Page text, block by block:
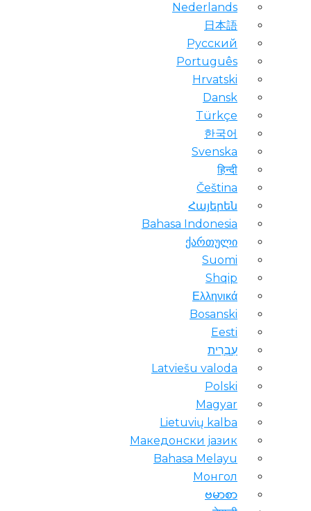
Nederlands
日本語
Русский
Português
Hrvatski
Dansk
Türkçe
한국어
Svenska
हिन्दी
Čeština
Հայերեն
Bahasa Indonesia
ქართული
Suomi
Shqip
Ελληνικά
Bosanski
Eesti
עִבְרִית
Latviešu valoda
Polski
Magyar
Lietuvių kalba
Македонски јазик
Bahasa Melayu
Монгол
ဗမာစာ